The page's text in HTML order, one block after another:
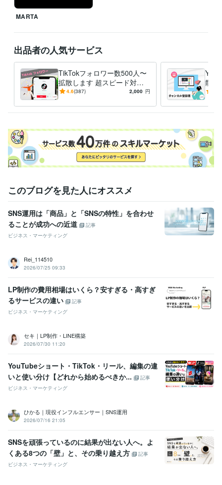
Excel:20年 Google スプレッドシート:11年
Keynote:7年
Adobe Photoshop:12年Adobe Premiere Pro:12年
Adobe Illustrator:12年
Canva:1年
得意分野
集客・マーケティング相談 YouTube　1000再生回数の拡散 instagr
amフォロワー拡散 tiktok のいいね拡散サービス
youtube チャンネル
登録者拡散業務
SNS YouTube
再生回数
英語
MARTA
出品者の人気サービス
TikTokフォロワー数500人〜
拡散します 超スピード対応
で安心・安全にフォロワー数
4.6(387) 2,000 円
散支
るチ
このブログを見た人にオススメ
SNS運用は「商品」と「SNSの特性」を合わせ
ることが成功への近道
記事
ビジネス・マーケティング
Rei_114510
2026/07/25 09:33
LP制作の費用相場はいくら？安すぎる・高すぎ
るサービスの違い
記事
ビジネス・マーケティング
セキ｜LP制作・LINE構築
2026/07/30 11:20
YouTubeショート・TikTok・リール、編集の違
いと使い分け【どれから始めるべきか...
記事
ビジネス・マーケティング
ひかる｜現役インフルエンサー｜SNS運用
2026/07/16 21:05
SNSを頑張っているのに結果が出ない人へ。よ
くある8つの「壁」と、その乗り越え方
記事
ビジネス・マーケティング